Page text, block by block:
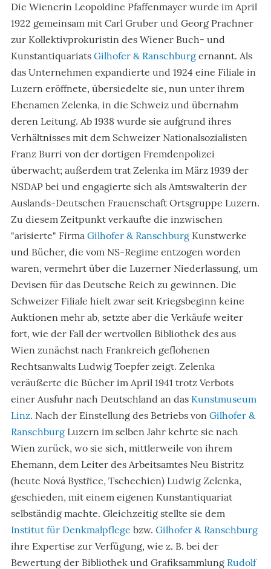
Die Wienerin Leopoldine Pfaffenmayer wurde im April
1922 gemeinsam mit Carl Gruber und Georg Prachner
zur Kollektivprokuristin des Wiener Buch- und
Kunstantiquariats Gilhofer & Ranschburg ernannt. Als
das Unternehmen expandierte und 1924 eine Filiale in
Luzern eröffnete, übersiedelte sie, nun unter ihrem
Ehenamen Zelenka, in die Schweiz und übernahm
deren Leitung. Ab 1938 wurde sie aufgrund ihres
Verhältnisses mit dem Schweizer Nationalsozialisten
Franz Burri von der dortigen Fremdenpolizei
überwacht; außerdem trat Zelenka im März 1939 der
NSDAP bei und engagierte sich als Amtswalterin der
Auslands-Deutschen Frauenschaft Ortsgruppe Luzern.
Zu diesem Zeitpunkt verkaufte die inzwischen
"arisierte" Firma Gilhofer & Ranschburg Kunstwerke
und Bücher, die vom NS-Regime entzogen worden
waren, vermehrt über die Luzerner Niederlassung, um
Devisen für das Deutsche Reich zu gewinnen. Die
Schweizer Filiale hielt zwar seit Kriegsbeginn keine
Auktionen mehr ab, setzte aber die Verkäufe weiter
fort, wie der Fall der wertvollen Bibliothek des aus
Wien zunächst nach Frankreich geflohenen
Rechtsanwalts Ludwig Toepfer zeigt. Zelenka
veräußerte die Bücher im April 1941 trotz Verbots
einer Ausfuhr nach Deutschland an das Kunstmuseum
Linz. Nach der Einstellung des Betriebs von Gilhofer &
Ranschburg Luzern im selben Jahr kehrte sie nach
Wien zurück, wo sie sich, mittlerweile von ihrem
Ehemann, dem Leiter des Arbeitsamtes Neu Bistritz
(heute Nová Bystřice, Tschechien) Ludwig Zelenka,
geschieden, mit einem eigenen Kunstantiquariat
selbständig machte. Gleichzeitig stellte sie dem
Institut für Denkmalpflege bzw. Gilhofer & Ranschburg
ihre Expertise zur Verfügung, wie z. B. bei der
Bewertung der Bibliothek und Grafiksammlung Rudolf